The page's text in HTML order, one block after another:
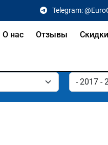
Telegram:
О нас Отзывы Скидки